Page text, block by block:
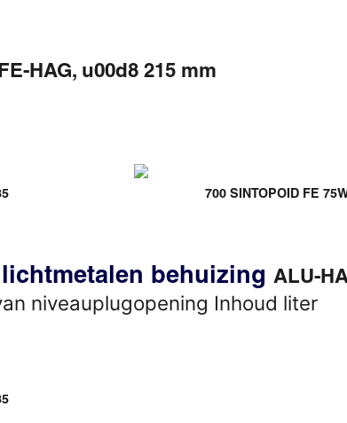
HAG, u00d8 215 mm
700 SINTOPOID FE
behuizing ALU-
niveauplugopening Inhoud liter